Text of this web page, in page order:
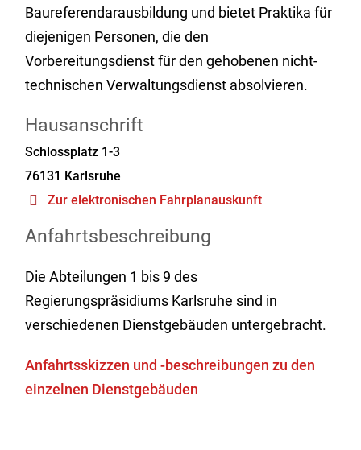
Baureferendarausbildung und bietet Praktika für
diejenigen Personen, die den
Vorbereitungsdienst für den gehobenen nicht-
technischen Verwaltungsdienst absolvieren.
Hausanschrift
Schlossplatz 1-3
76131 Karlsruhe
Zur elektronischen Fahrplanauskunft
Anfahrtsbeschreibung
Die Abteilungen 1 bis 9 des
Regierungspräsidiums Karlsruhe sind in
verschiedenen Dienstgebäuden untergebracht.
Anfahrtsskizzen und -beschreibungen zu den
einzelnen Dienstgebäuden